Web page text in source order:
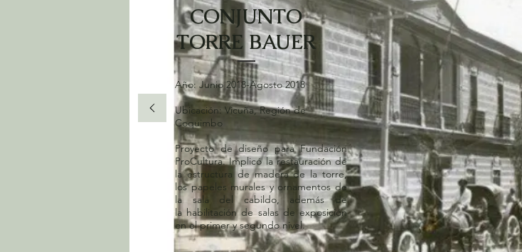
CONJUNTO
TORRE BAUER
Año: Junio 2018-Agosto 2018
Ubicación: Vicuña, Región de
Coquimbo
Proyecto de diseño para Fundación
ProCultura. Implicó la restauración de
la estructura de madera de la torre,
los papeles murales y ornamentos de
la sala del cabildo, además de
la habilitación de salas de exposición
en el primer y segundo nivel.